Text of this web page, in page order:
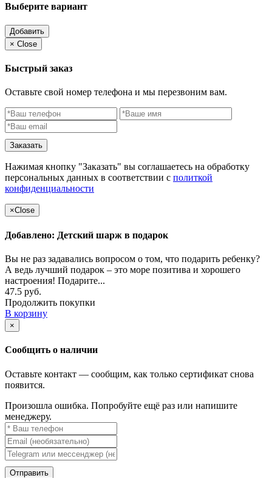
Выберите вариант
Добавить
× Close
Быстрый заказ
Оставьте свой номер телефона и мы перезвоним вам.
Заказать
Нажимая кнопку "Заказать" вы соглашаетесь на обработку
персональных данных в соответствии с политкой
конфиденциальности
×Close
Добавлено: Детский шарж в подарок
Вы не раз задавались вопросом о том, что подарить ребенку?
А ведь лучший подарок – это море позитива и хорошего
настроения! Подарите...
47.5 руб.
Продолжить покупки
В корзину
×
Сообщить о наличии
Оставьте контакт — сообщим, как только сертификат снова
появится.
Произошла ошибка. Попробуйте ещё раз или напишите
менеджеру.
Отправить